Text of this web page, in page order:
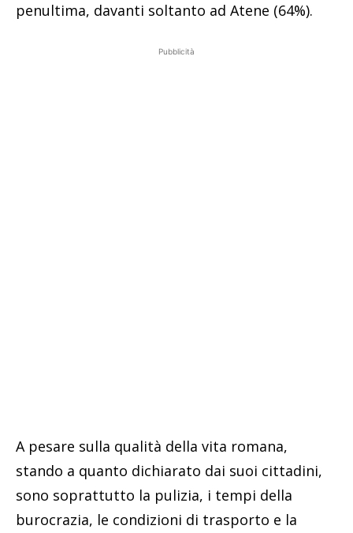
penultima, davanti soltanto ad Atene (64%).
Pubblicità
A pesare sulla qualità della vita romana,
stando a quanto dichiarato dai suoi cittadini,
sono soprattutto la pulizia, i tempi della
burocrazia, le condizioni di trasporto e la